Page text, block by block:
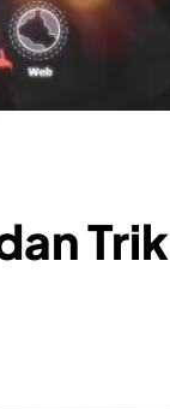
Trik